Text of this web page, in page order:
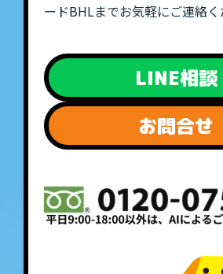
ードBHLまでお気軽にご連絡く
LINE相談
お問合せ